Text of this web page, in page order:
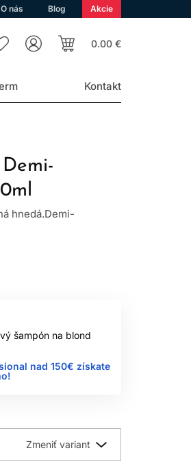
O nás Blog Akcie
0.00 €
Kontakt
hnedá.Demi-
šampón na blond
nad 150€ získate